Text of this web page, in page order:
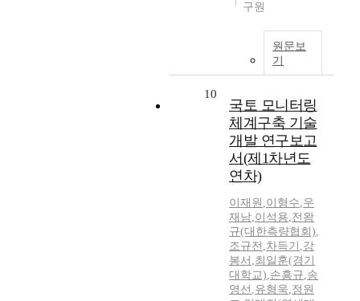
구원
원문보
기
10
국토 모니터링
체계구축 기술
개발 연구보고
서(제1차년도
연차)
이재원 ,이형수,우
재남,이석용,전왕
규(대한측량협회),
조규전 ,차득기 ,강
봉서 ,최일훈(경기
대학교),손흥규,송
영선 ,유형욱,정원